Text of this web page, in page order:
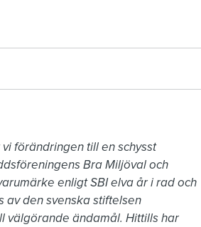
förändringen till en schysst
Bra Miljöval och
enligt SBI elva år i rad och
av den svenska stiftelsen
välgörande ändamål. Hittills har